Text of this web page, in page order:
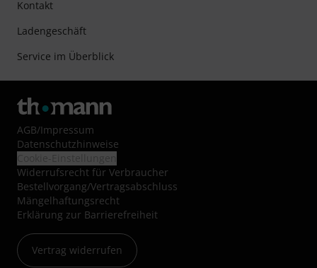
Kontakt
Ladengeschäft
Service im Überblick
AGB/Impressum
Datenschutzhinweise
Widerrufsrecht für Verbraucher
Bestellvorgang/Vertragsabschluss
Mängelhaftungsrecht
Erklärung zur Barrierefreiheit
Vertrag widerrufen